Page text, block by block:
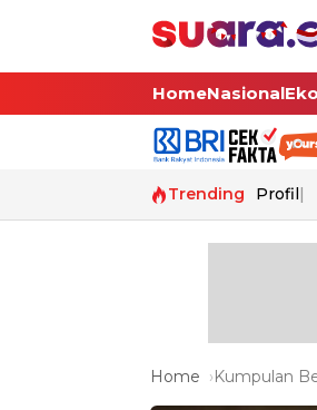
HomeNasional
Trending Profil
Home Kumpulan